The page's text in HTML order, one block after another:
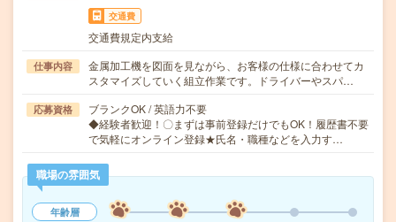
交通費
交通費規定内支給
仕事内容
金属加工機を図面を見ながら、お客様の仕様に合わせてカ
スタマイズしていく組立作業です。ドライバーやスパ…
応募資格
ブランクOK / 英語力不要
◆経験者歓迎！〇まずは事前登録だけでもOK！履歴書不要
で気軽にオンライン登録★氏名・職種などを入力す…
職場の雰囲気
年齢層